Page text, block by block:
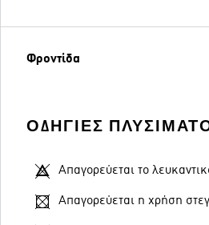
Φροντίδα
ΟΔΗΓΊΕΣ
Απαγορεύεται το
Απαγορεύεται η χρήση